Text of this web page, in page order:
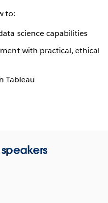
to:
science capabilities
with practical, ethical
Tableau